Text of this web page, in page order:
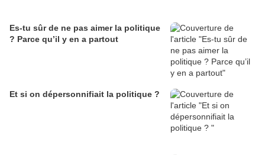
Es-tu sûr de ne pas aimer la politique
? Parce qu’il y en a partout
Et si on dépersonnifiait la politique ?